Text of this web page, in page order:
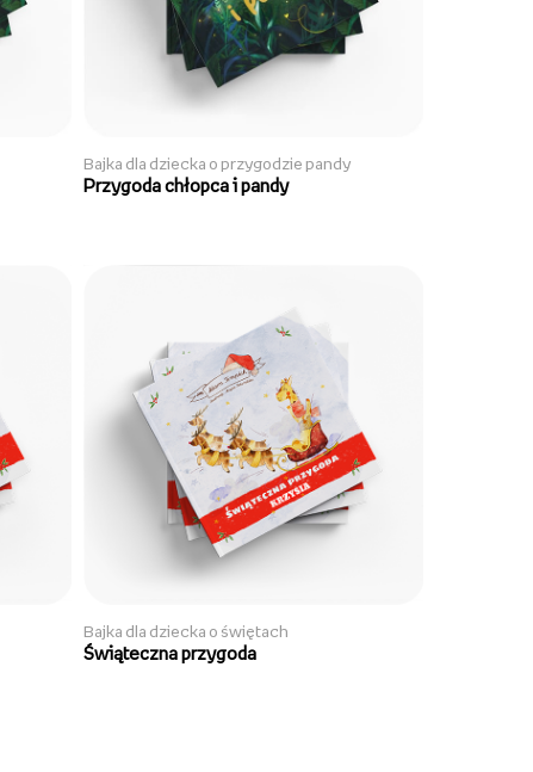
Bajka dla dziecka o przygodzie pandy
Przygoda chłopca i pandy
Bajka dla dziecka o świętach
Świąteczna przygoda